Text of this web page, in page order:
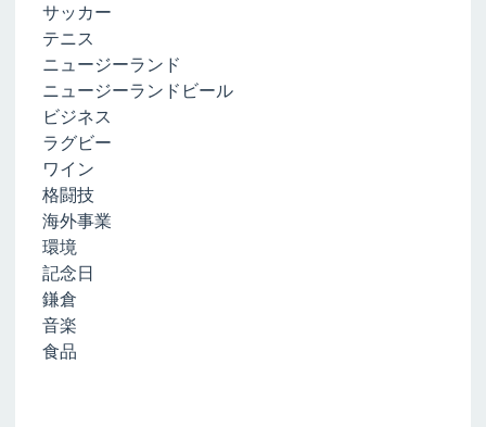
サッカー
テニス
ニュージーランド
ニュージーランドビール
ビジネス
ラグビー
ワイン
格闘技
海外事業
環境
記念日
鎌倉
音楽
食品